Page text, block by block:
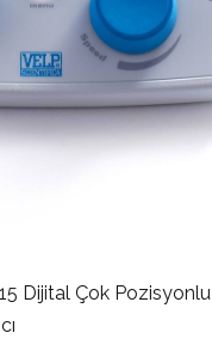
Dijital Çok Pozisyonlu